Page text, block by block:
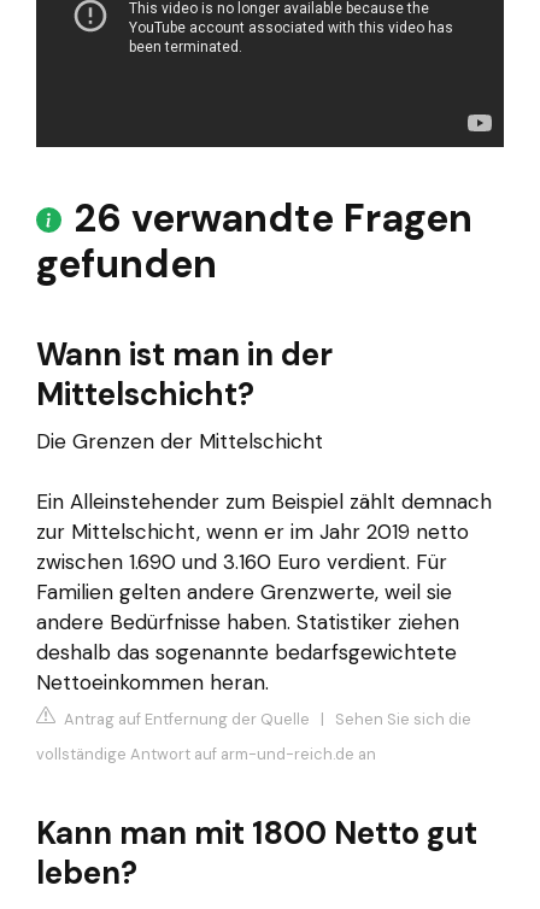
26 verwandte Fragen
gefunden
Wann ist man in der
Mittelschicht?
Die Grenzen der Mittelschicht
Ein Alleinstehender zum Beispiel zählt demnach
zur Mittelschicht, wenn er im Jahr 2019 netto
zwischen 1.690 und 3.160 Euro verdient. Für
Familien gelten andere Grenzwerte, weil sie
andere Bedürfnisse haben. Statistiker ziehen
deshalb das sogenannte bedarfsgewichtete
Nettoeinkommen heran.
Antrag auf Entfernung der Quelle | Sehen Sie sich die
vollständige Antwort auf arm-und-reich.de an
Kann man mit 1800 Netto gut
leben?